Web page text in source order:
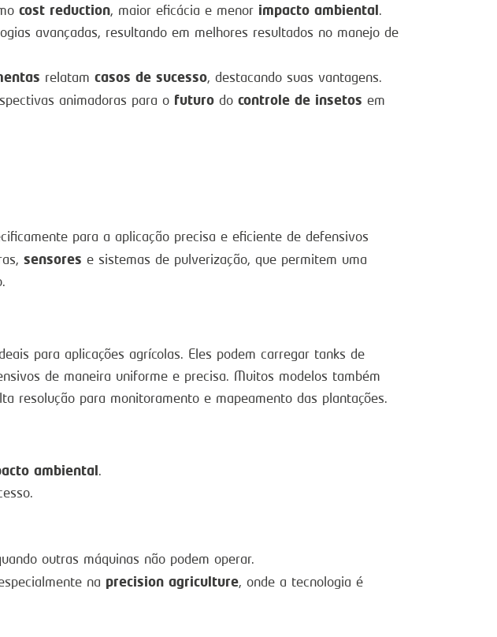
cost reduction, maior eficácia e menor impacto ambiental.
avançadas, resultando em melhores resultados no manejo de
relatam casos de sucesso, destacando suas vantagens.
animadoras para o futuro do controle de insetos em
para a aplicação precisa e eficiente de defensivos
sensores e sistemas de pulverização, que permitem uma
para aplicações agrícolas. Eles podem carregar tanks de
de maneira uniforme e precisa. Muitos modelos também
resolução para monitoramento e mapeamento das plantações.
ambiental.
outras máquinas não podem operar.
na precision agriculture, onde a tecnologia é